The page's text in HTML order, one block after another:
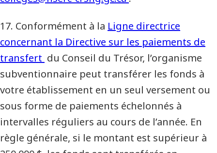
17. Conformément à la Ligne directrice
concernant la Directive sur les paiements de
transfert du Conseil du Trésor, l’organisme
subventionnaire peut transférer les fonds à
votre établissement en un seul versement ou
sous forme de paiements échelonnés à
intervalles réguliers au cours de l’année. En
règle générale, si le montant est supérieur à